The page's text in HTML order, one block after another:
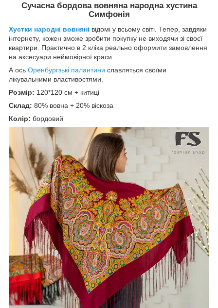
Сучасна бордова вовняна народна хустина
Симфонія
Хустки народні вовняні відомі у всьому світі. Тепер, завдяки
інтернету, кожен зможе зробити покупку не виходячи зі своєї
квартири. Практично в 2 кліка реально оформити замовлення
на аксесуари неймовірної краси.
А ось Оренбургзькі палантини славляться своїми
лікувальними властивостями.
Розмір: 120*120 см + китиці
Склад: 80% вовна + 20% віскоза
Колір: бордовий